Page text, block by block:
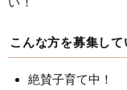
こんな方を募集して
絶賛子育て中！